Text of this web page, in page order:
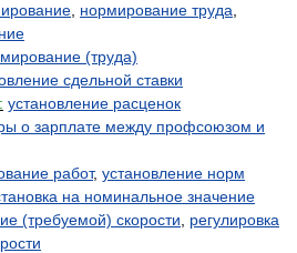
нормирование труда
(труда)
сдельной ставки
установление расценок
о зарплате между профсоюзом и
работ, установление норм
на номинальное значение
(требуемой) скорости
регулировка